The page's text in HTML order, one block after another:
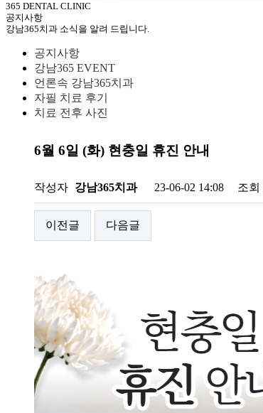
365 DENTAL CLINIC
공지사항
강남365치과 소식을 알려 드립니다.
공지사항
강남365 EVENT
언론속 강남365치과
자필 치료 후기
치료 전후 사진
6월 6일 (화) 현충일 휴진 안내
작성자 강남365치과 23-06-02 14:08 조회
이전글 다음글